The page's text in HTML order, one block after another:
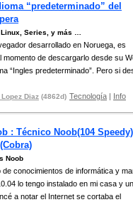
“predeterminado” del
Series, y más …
desarrollado en Noruega, es
momento de descargarlo desde su
“Ingles predeterminado”. Pero si
Diaz (4862d) Tecnología | Info
: Técnico Noob(104
Noob
de conocimientos de informática y
lo tengo instalado en mi casa y
a notar el Internet se cortaba el